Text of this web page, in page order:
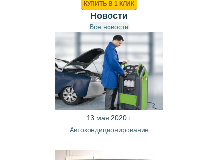
КУПИТЬ В 1 КЛИК
Новости
Все новости
13 мая 2020 г.
Автокондиционирование